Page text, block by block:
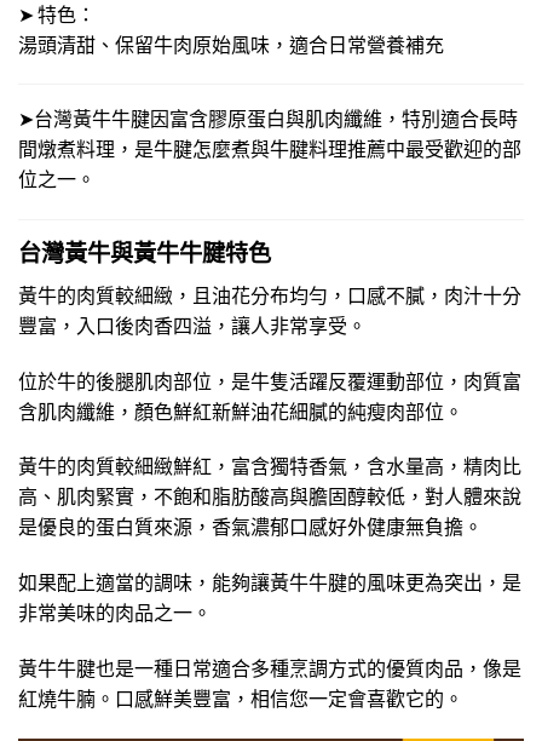
➤ 特色：
湯頭清甜、保留牛肉原始風味，適合日常營養補充
➤台灣黃牛牛腱因富含膠原蛋白與肌肉纖維，特別適合長時
間燉煮料理，是牛腱怎麼煮與牛腱料理推薦中最受歡迎的部
位之一。
台灣黃牛與黃牛牛腱特色
黃牛的肉質較細緻，且油花分布均勻，口感不膩，肉汁十分
豐富，入口後肉香四溢，讓人非常享受。
位於牛的後腿肌肉部位，是牛隻活躍反覆運動部位，肉質富
含肌肉纖維，顏色鮮紅新鮮油花細膩的純瘦肉部位。
黃牛的肉質較細緻鮮紅，富含獨特香氣，含水量高，精肉比
高、肌肉緊實，不飽和脂肪酸高與膽固醇較低，對人體來說
是優良的蛋白質來源，香氣濃郁口感好外健康無負擔。
如果配上適當的調味，能夠讓黃牛牛腱的風味更為突出，是
非常美味的肉品之一。
黃牛牛腱也是一種日常適合多種烹調方式的優質肉品，像是
紅燒牛腩。口感鮮美豐富，相信您一定會喜歡它的。